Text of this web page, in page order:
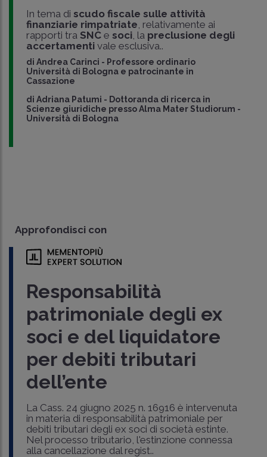
In tema di scudo fiscale sulle attività
finanziarie rimpatriate, relativamente ai
rapporti tra SNC e soci, la preclusione degli
accertamentivale esclusiva..
di Andrea Carinci - Professore ordinario
Università di Bologna e patrocinante in
Cassazione
di Adriana Patumi - Dottoranda di ricerca in
Scienze giuridiche presso Alma Mater Studiorum -
Università di Bologna
Approfondisci con
Responsabilità
patrimoniale degli ex
soci e del liquidatore
per debiti tributari
dell’ente
La Cass. 24 giugno 2025 n. 16916 è intervenuta
in materia di responsabilità patrimoniale per
debiti tributari degli ex soci di società estinte.
Nel processo tributario, l'estinzione connessa
alla cancellazione dal regist..